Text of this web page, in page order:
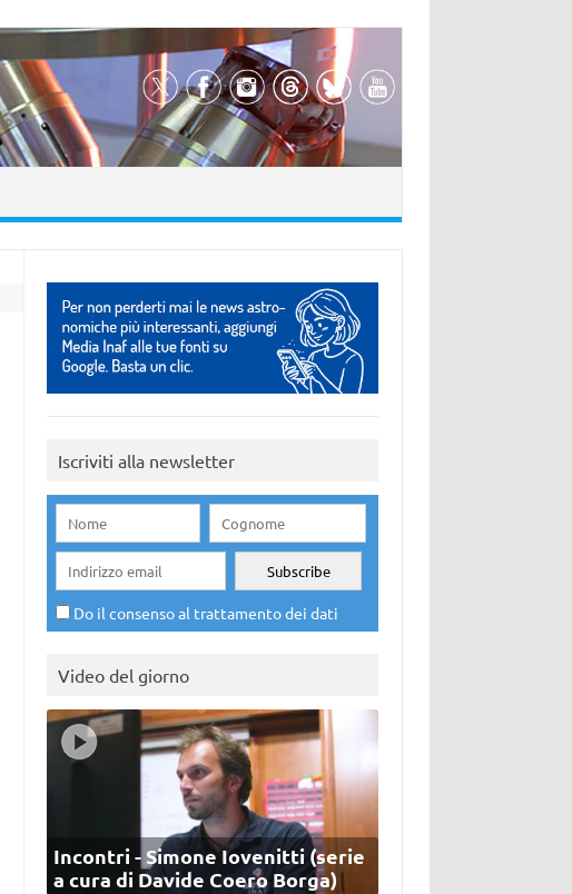
Iscriviti alla newsletter
Do il consenso al trattamento dei dati
Video del giorno
Incontri - Simone Iovenitti (serie
a cura di Davide Coero Borga)